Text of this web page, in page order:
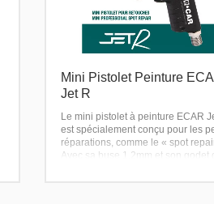
Mini Pistolet Peinture
Jet R
Le mini pistolet à peinture ECAR
est spécialement conçu pour les
réparations, comme le « spot
Avec sa buse 1.2mm et son godet